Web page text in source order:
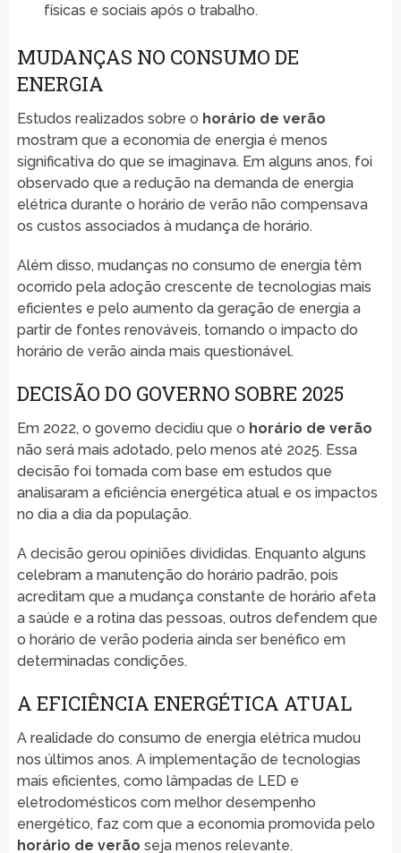
físicas e sociais após o trabalho.
MUDANÇAS NO CONSUMO DE
ENERGIA
Estudos realizados sobre o horário de verão
mostram que a economia de energia é menos
significativa do que se imaginava. Em alguns anos, foi
observado que a redução na demanda de energia
elétrica durante o horário de verão não compensava
os custos associados à mudança de horário.
Além disso, mudanças no consumo de energia têm
ocorrido pela adoção crescente de tecnologias mais
eficientes e pelo aumento da geração de energia a
partir de fontes renováveis, tornando o impacto do
horário de verão ainda mais questionável.
DECISÃO DO GOVERNO SOBRE 2025
Em 2022, o governo decidiu que o horário de verão
não será mais adotado, pelo menos até 2025. Essa
decisão foi tomada com base em estudos que
analisaram a eficiência energética atual e os impactos
no dia a dia da população.
A decisão gerou opiniões divididas. Enquanto alguns
celebram a manutenção do horário padrão, pois
acreditam que a mudança constante de horário afeta
a saúde e a rotina das pessoas, outros defendem que
o horário de verão poderia ainda ser benéfico em
determinadas condições.
A EFICIÊNCIA ENERGÉTICA ATUAL
A realidade do consumo de energia elétrica mudou
nos últimos anos. A implementação de tecnologias
mais eficientes, como lâmpadas de LED e
eletrodomésticos com melhor desempenho
energético, faz com que a economia promovida pelo
horário de verão seja menos relevante.